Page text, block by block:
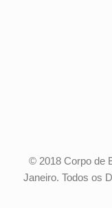
© 2018 Corpo de
Janeiro. Todos os